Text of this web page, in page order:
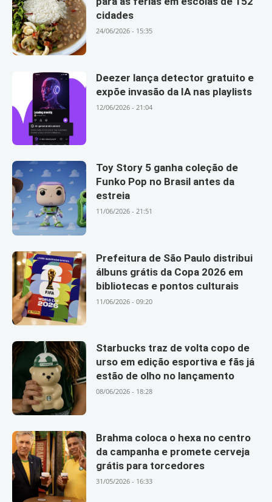
cidades
24/06/2026 - 15:35
Deezer lança detector gratuito e
expõe invasão da IA nas playlists
12/06/2026 - 21:04
Toy Story 5 ganha coleção de
Funko Pop no Brasil antes da
estreia
11/06/2026 - 21:51
Prefeitura de São Paulo distribui
álbuns grátis da Copa 2026 em
bibliotecas e pontos culturais
11/06/2026 - 09:20
Starbucks traz de volta copo de
urso em edição esportiva e fãs já
estão de olho no lançamento
08/06/2026 - 18:28
Brahma coloca o hexa no centro
da campanha e promete cerveja
grátis para torcedores
31/05/2026 - 16:33